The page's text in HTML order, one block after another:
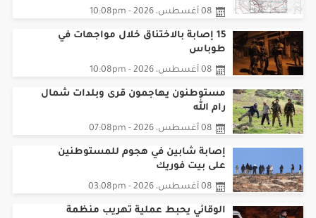
15 إصابة بالاختناق خلال مواجهات في
طوباس
08 أغسطس، 2026 - 10:08pm
مستوطنون يهاجمون قرى وبلدات شمال
رام الله
08 أغسطس، 2026 - 07:08pm
إصابة شابين في هجوم للمستوطنين
على بيت فوريك
08 أغسطس، 2026 - 03:08pm
الوقائي يحبط عملية تهريب منظمة
للمحروقات في ب...